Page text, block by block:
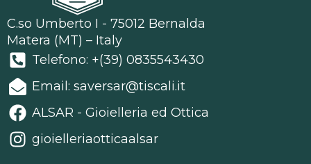
C.so Umberto I - 75012 Bernalda
Matera (MT) – Italy
Telefono: +(39) 0835543430
Email: saversar@tiscali.it
ALSAR - Gioielleria ed Ottica
gioielleriaotticaalsar